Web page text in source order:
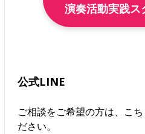
演奏活動実践ス
公式LINE
ご相談をご希望の方は、こ
ださい。